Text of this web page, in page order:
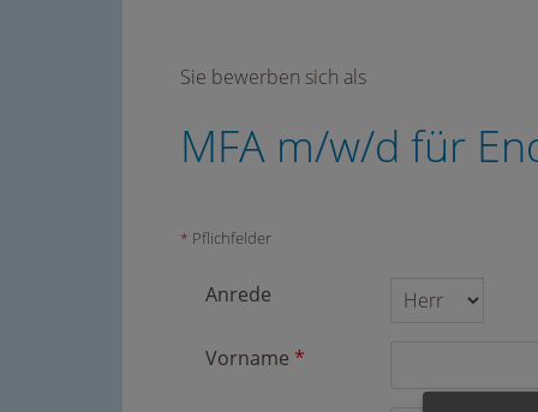
Sie bewerben sich als
MFA m/w/d für
* Pflichfelder
Anrede
Vorname *